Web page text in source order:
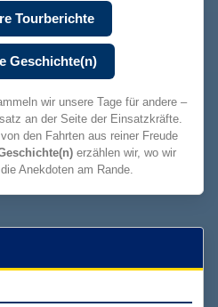
Tourberichte
Geschichte(n)
wir unsere Tage für andere –
an der Seite der Einsatzkräfte.
den Fahrten aus reiner Freude
erzählen wir, wo wir
Anekdoten am Rande.